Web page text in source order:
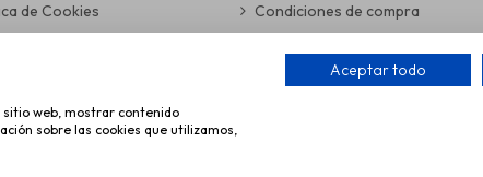
de Cookies
Condiciones de compra
Formas de pago seguras
web, mostrar contenido
sobre las cookies que utilizamos,
Aceptar todo